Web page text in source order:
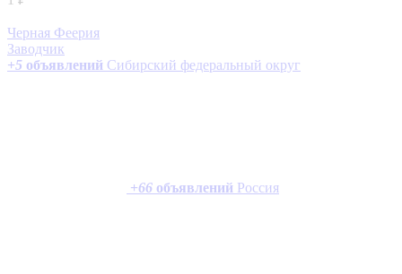
Черная Феерия
Заводчик
+5 объявлений Сибирский федеральный округ
+66 объявлений Россия